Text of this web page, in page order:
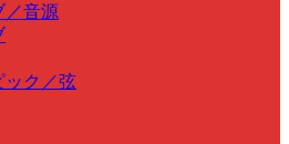
／音源
ック／弦